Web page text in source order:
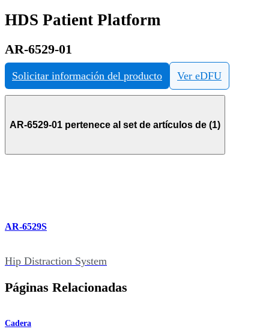
HDS Patient Platform
AR-6529-01
Solicitar información del producto Ver eDFU
AR-6529-01 pertenece al set de artículos de (1)
AR-6529S
Hip Distraction System
Páginas Relacionadas
Cadera